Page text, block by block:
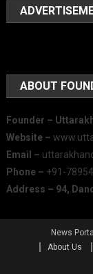
ABOUT
Founder –
Website –
Email –
Phone – +91-
Address – 94,
News Portal
About Us